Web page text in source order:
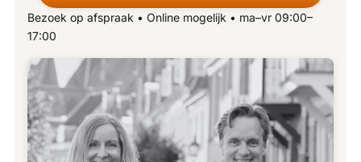
Bezoek op afspraak • Online mogelijk • ma–vr 09:00–
17:00